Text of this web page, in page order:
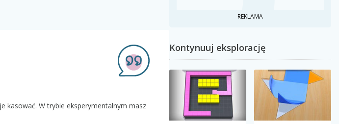
kasować. W trybie eksperymentalnym masz
REKLAMA
Kontynuuj eksplorację